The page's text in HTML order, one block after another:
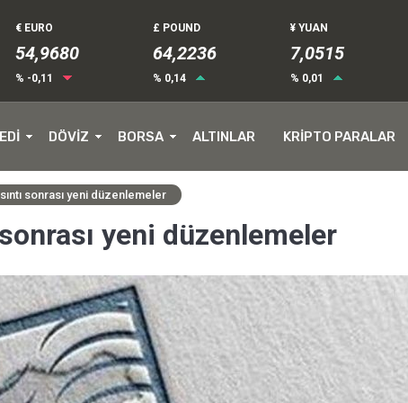
€ EURO
54,9681
% -0,11
£ POUND
64,2236
% 0,14
¥ YUAN
7,0515
% 0,01
DÖVİZ BORSA ALTINLAR KRİPTO PARALAR
sonrası yeni düzenlemeler
sonrası yeni düzenlemeler